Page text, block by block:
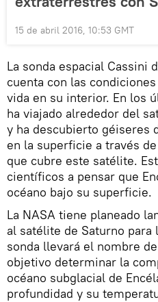
15 de abril 2016, 10:53 GMT
La sonda espacial Cassini
cuenta con las
vida en su interior. En los
ha viajado alrededor del
y ha descubierto géiseres
en la superficie a través
que cubre este satélite.
científicos a pensar que
océano bajo su superficie.
La NASA tiene planeado
al satélite de Saturno para
sonda llevará el nombre
objetivo determinar la
océano subglacial de
profundidad y su